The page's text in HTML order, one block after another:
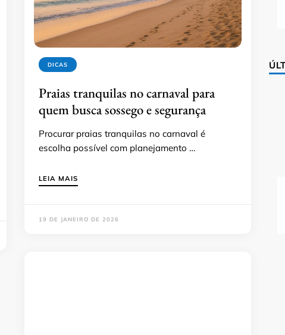
DICAS
Praias tranquilas no carnaval para
quem busca sossego e segurança
Procurar praias tranquilas no carnaval é
escolha possível com planejamento …
LEIA MAIS
19 DE JANEIRO DE 2026